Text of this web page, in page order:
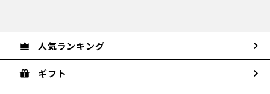
人気ランキング
ギフト